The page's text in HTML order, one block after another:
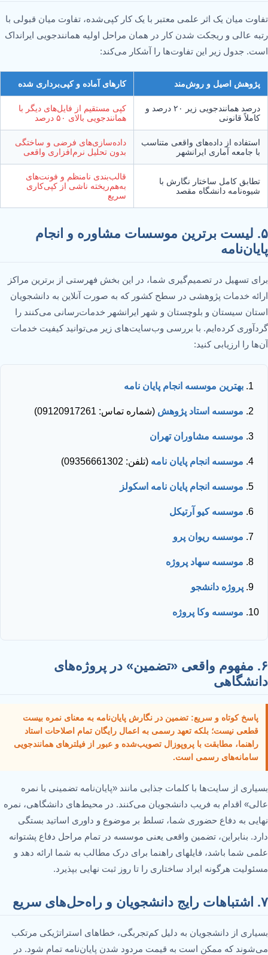
تفاوت میان یک اثر علمی معتبر با یک کار کپی‌شده، تفاوت میان قبولی با
رتبه عالی و ریجکت شدن کار در همان مراحل اولیه همانندجویی ایرانداک
است. جدول زیر این تفاوت‌ها را آشکار می‌کند:
پژوهش اصیل و روش‌مند کارهای آماده و کپی‌برداری شده
درصد همانندجویی زیر ۲۰ درصد و
کاملاً قانونی
کپی مستقیم از فایل‌های دیگر با
همانندجویی بالای ۵۰ درصد
استفاده از داده‌های واقعی متناسب
با جامعه آماری ایرانشهر
داده‌سازی‌های فرضی و ساختگی
بدون تحلیل نرم‌افزاری واقعی
تطابق کامل ساختار نگارش با
شیوه‌نامه دانشگاه مقصد
قالب‌بندی نامنظم و فونت‌های
به‌هم‌ریخته ناشی از کپی‌کاری
سریع
۵. لیست برترین موسسات مشاوره و انجام
پایان‌نامه
برای تسهیل در تصمیم‌گیری شما، در این بخش فهرستی از برترین مراکز
ارائه خدمات پژوهشی در سطح کشور که به صورت آنلاین به دانشجویان
استان سیستان و بلوچستان و شهر ایرانشهر خدمات‌رسانی می‌کنند را
گردآوری کرده‌ایم. با بررسی وب‌سایت‌های زیر می‌توانید کیفیت خدمات
آن‌ها را ارزیابی کنید:
بهترین موسسه انجام پایان نامه
موسسه استاد پژوهش (شماره تماس: 09120917261)
موسسه مشاوران تهران
موسسه انجام پایان نامه (تلفن: 09356661302)
موسسه انجام پایان نامه اسکولز
موسسه کیو آرتیکل
موسسه ریوان پرو
موسسه سهاد پروژه
پروژه دانشجو
موسسه وکا پروژه
۶. مفهوم واقعی «تضمین» در پروژه‌های
دانشگاهی
پاسخ کوتاه و سریع: تضمین در نگارش پایان‌نامه به معنای نمره بیست
قطعی نیست؛ بلکه تعهد رسمی به اعمال رایگان تمام اصلاحات استاد
راهنما، مطابقت با پروپوزال تصویب‌شده و عبور از فیلترهای همانندجویی
سامانه‌های رسمی است.
بسیاری از سایت‌ها با کلمات جذابی مانند «پایان‌نامه تضمینی با نمره
عالی» اقدام به فریب دانشجویان می‌کنند. در محیط‌های دانشگاهی، نمره
نهایی به دفاع حضوری شما، تسلط بر موضوع و داوری اساتید بستگی
دارد. بنابراین، تضمین واقعی یعنی موسسه در تمام مراحل دفاع پشتوانه
علمی شما باشد، فایلهای راهنما برای درک مطالب به شما ارائه دهد و
مسئولیت هرگونه ایراد ساختاری را تا روز ثبت نهایی بپذیرد.
۷. اشتباهات رایج دانشجویان و راه‌حل‌های سریع
بسیاری از دانشجویان به دلیل کم‌تجربگی، خطاهای استراتژیکی مرتکب
می‌شوند که ممکن است به قیمت مردود شدن پایان‌نامه تمام شود. در